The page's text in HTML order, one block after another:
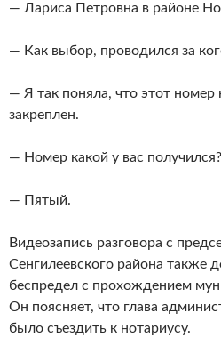
— Лариса Петровна в районе
— Как выбор, проводился за
— Я так поняла, что этот номер
закреплен.
— Номер какой у вас получился?
— Пятый.
Видеозапись разговора с
Сенгилеевского района также
беспредел с прохождением
Он поясняет, что глава
было съездить к нотариусу.